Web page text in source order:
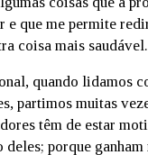
e que me permite
coisa mais saudável.
quando lidamos
partimos muitas
têm de estar
deles; porque